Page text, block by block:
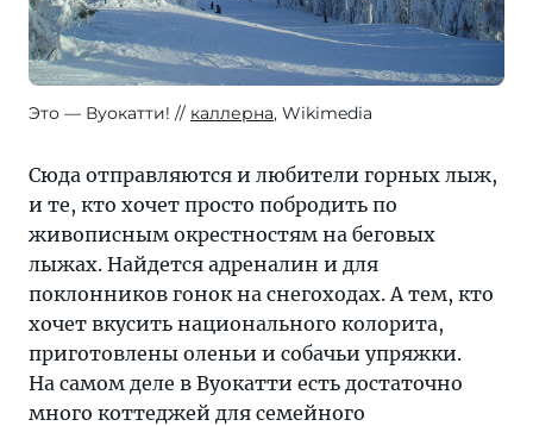
Это — Вуокатти! каллерна, Wikimedia
Сюда отправляются и любители горных лыж,
и те, кто хочет просто побродить по
живописным окрестностям на беговых
лыжах. Найдется адреналин и для
поклонников гонок на снегоходах. А тем, кто
хочет вкусить национального колорита,
приготовлены оленьи и собачьи упряжки.
На самом деле в Вуокатти есть достаточно
много коттеджей для семейного